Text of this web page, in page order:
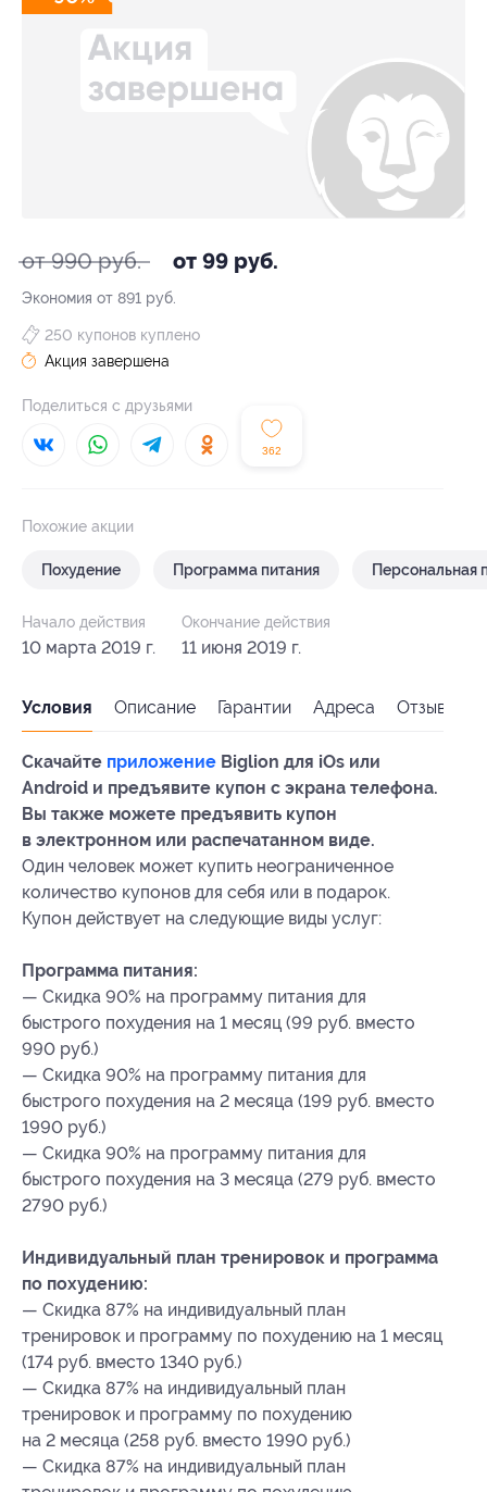
от 990 руб. от 99 руб.
Экономия от 891 руб.
362
250 купонов куплено
Акция завершена
Поделиться с друзьями
Похожие акции
Похудение Программа питания Персональная
Начало действия
10 марта 2019 г.
Окончание действия
11 июня 2019 г.
Условия Описание Гарантии Адреса Отзывы
Скачайте приложение Biglion для iOs или
Android и предъявите купон с экрана телефона.
Вы также можете предъявить купон
в электронном или распечатанном виде.
Один человек может купить неограниченное
количество купонов для себя или в подарок.
Купон действует на следующие виды услуг:
Программа питания:
— Скидка 90% на программу питания для
быстрого похудения на 1 месяц (99 руб. вместо
990 руб.)
— Скидка 90% на программу питания для
быстрого похудения на 2 месяца (199 руб. вместо
1990 руб.)
— Скидка 90% на программу питания для
быстрого похудения на 3 месяца (279 руб. вместо
2790 руб.)
Индивидуальный план тренировок и программа
по похудению:
— Скидка 87% на индивидуальный план
тренировок и программу по похудению на 1 месяц
(174 руб. вместо 1340 руб.)
— Скидка 87% на индивидуальный план
тренировок и программу по похудению
на 2 месяца (258 руб. вместо 1990 руб.)
— Скидка 87% на индивидуальный план